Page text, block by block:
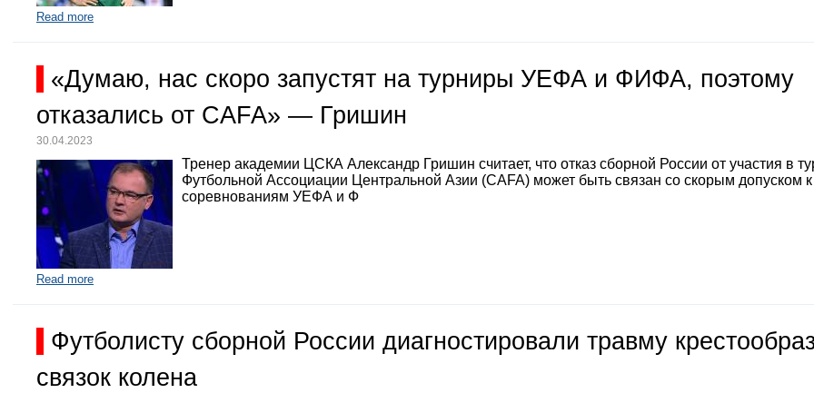
Read more
«Думаю, нас скоро запустят на турниры УЕФА и ФИФА, поэтому
отказались от CAFA» — Гришин
30.04.2023
Тренер академии ЦСКА Александр Гришин считает, что отказ сборной России от участия в
Футбольной Ассоциации Центральной Азии (CAFA) может быть связан со скорым допуском к
соревнованиям УЕФА и Ф
Read more
Футболисту сборной России диагностировали травму
связок колена